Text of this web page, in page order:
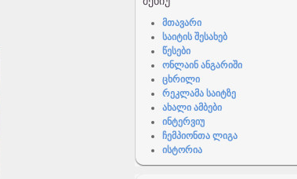
მთავარი
საიტის შესახებ
წესები
ონლაინ ანგარიში
ცხრილი
რეკლამა საიტზე
ახალი ამბები
ინტერვიუ
ჩემპიონთა ლიგა
ისტორია